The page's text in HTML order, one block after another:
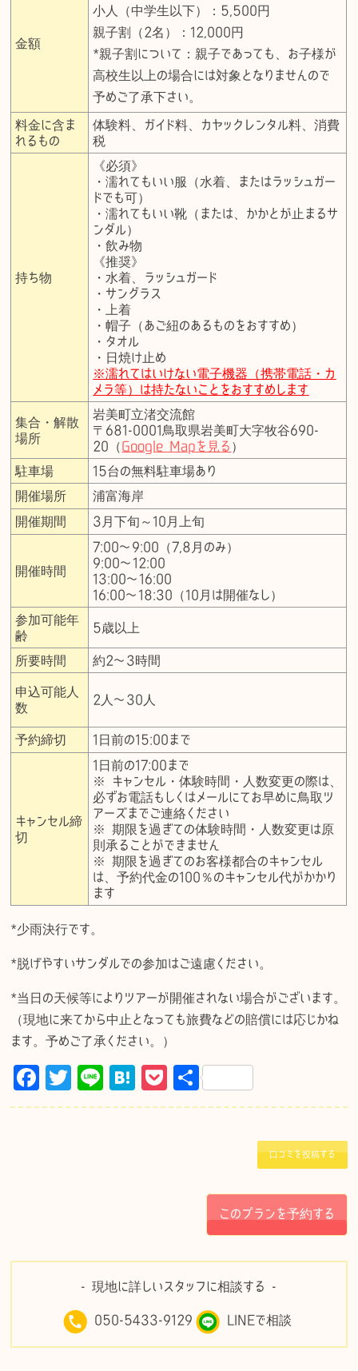
金額
小人（中学生以下）：5,500円
親子割（2名）：12,000円
*親子割について：親子であっても、お子様が
高校生以上の場合には対象となりませんので
予めご了承下さい。
料金に含ま
れるもの
体験料、ガイド料、カヤックレンタル料、消費
税
持ち物
《必須》
・濡れてもいい服（水着、またはラッシュガー
ドでも可）
・濡れてもいい靴（または、かかとが止まるサ
ンダル）
・飲み物
《推奨》
・水着、ラッシュガード
・サングラス
・上着
・帽子（あご紐のあるものをおすすめ）
・タオル
・日焼け止め
※濡れてはいけない電子機器（携帯電話・カ
メラ等）は持たないことをおすすめします
集合・解散
場所
岩美町立渚交流館
〒681-0001鳥取県岩美町大字牧谷690-
20（Google Mapを見る ）
駐車場
15台の無料駐車場あり
開催場所
浦富海岸
開催期間
3月下旬～10月上旬
開催時間
7:00〜9:00（7,8月のみ）
9:00〜12:00
13:00〜16:00
16:00〜18:30（10月は開催なし）
参加可能年
齢
5歳以上
所要時間 約2〜3時間
申込可能人
数
2人〜30人
予約締切 1日前の15:00まで
キャンセル締
切
1日前の17:00まで
※ キャンセル・体験時間・人数変更の際は、
必ずお電話もしくはメールにてお早めに鳥取ツ
アーズまでご連絡ください
※ 期限を過ぎての体験時間・人数変更は原
則承ることができません
※ 期限を過ぎてのお客様都合のキャンセル
は、予約代金の100％のキャンセル代がかかり
ます
*少雨決行です。
*脱げやすいサンダルでの参加はご遠慮ください。
*当日の天候等によりツアーが開催されない場合がございます。
（現地に来てから中止となっても旅費などの賠償には応じかね
ます。予めご了承ください。）
F
a
k
T
w
Li
n
H
at
P
o
共
有
口コミを投稿する
このプランを予約する
- 現地に詳しいスタッフに相談する -
050-5433-9129 LINEで相談